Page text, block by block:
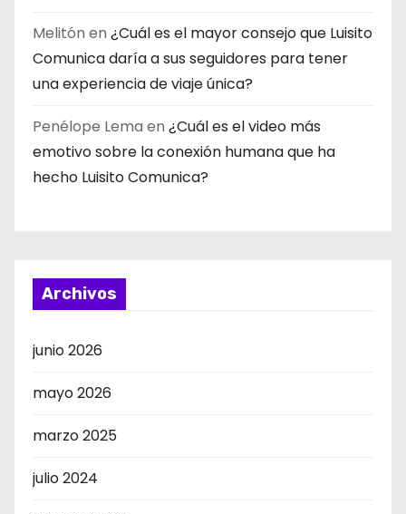
Melitón en ¿Cuál es el mayor consejo que Luisito
Comunica daría a sus seguidores para tener
una experiencia de viaje única?
Penélope Lema en ¿Cuál es el video más
emotivo sobre la conexión humana que ha
hecho Luisito Comunica?
Archivos
junio 2026
mayo 2026
marzo 2025
julio 2024